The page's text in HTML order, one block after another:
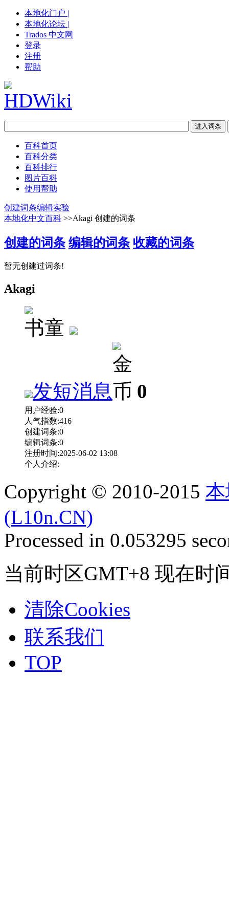
本地化门户 |
本地化论坛 |
Trados 中文网
登录
注册
帮助
百科首页
百科分类
百科排行
图片百科
使用帮助
创建词条编辑实验
本地化中文百科 >>Akagi 创建的词条
创建的词条 编辑的词条 收藏的词条
暂无创建过词条!
Akagi
书童
发短消息 0
用户经验:0
人气指数:416
创建词条:0
编辑词条:0
注册时间:2025-06-02 13:08
个人介绍:
Copyright © 2010-2015
(L10n.CN)
Processed in 0.053295
当前时区GMT+8 现在时
清除Cookies
联系我们
TOP